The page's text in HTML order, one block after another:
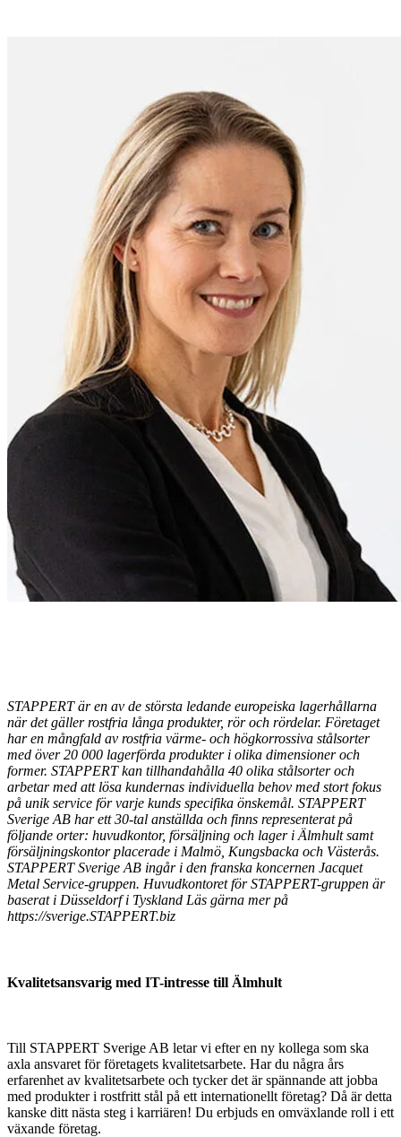
STAPPERT är en av de största ledande europeiska lagerhållarna
när det gäller rostfria långa produkter, rör och rördelar. Företaget
har en mångfald av rostfria värme- och högkorrossiva stålsorter
med över 20 000 lagerförda produkter i olika dimensioner och
former. STAPPERT kan tillhandahålla 40 olika stålsorter och
arbetar med att lösa kundernas individuella behov med stort fokus
på unik service för varje kunds specifika önskemål. STAPPERT
Sverige AB har ett 30-tal anställda och finns representerat på
följande orter: huvudkontor, försäljning och lager i Älmhult samt
försäljningskontor placerade i Malmö, Kungsbacka och Västerås.
STAPPERT Sverige AB ingår i den franska koncernen Jacquet
Metal Service-gruppen. Huvudkontoret för STAPPERT-gruppen är
baserat i Düsseldorf i Tyskland Läs gärna mer på
https://sverige.STAPPERT.biz
Kvalitetsansvarig med IT-intresse till Älmhult
Till STAPPERT Sverige AB letar vi efter en ny kollega som ska
axla ansvaret för företagets kvalitetsarbete. Har du några års
erfarenhet av kvalitetsarbete och tycker det är spännande att jobba
med produkter i rostfritt stål på ett internationellt företag? Då är detta
kanske ditt nästa steg i karriären! Du erbjuds en omväxlande roll i ett
växande företag.